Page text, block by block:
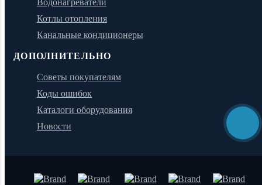
Котлы отопления
Канальные кондиционеры
ДОПОЛНИТЕЛЬНО
Советы покупателям
Коды ошибок
Каталоги оборудования
Новости